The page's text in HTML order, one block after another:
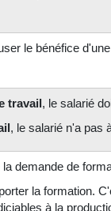
le bénéfice
travail, le salarié
, le salarié n'a pas
demande de
la formation.
à la